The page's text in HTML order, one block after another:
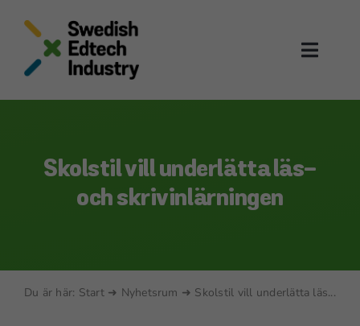
content
Edtech i fokus
Skolstil vill underlätta läs-
och skrivinlärningen
Du är här: Start➜ Nyhetsrum ➜ Skolstil vill underlätta läs...